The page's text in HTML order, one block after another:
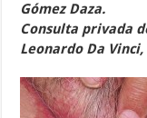
Gómez Daza.
Consulta privada
Leonardo Da